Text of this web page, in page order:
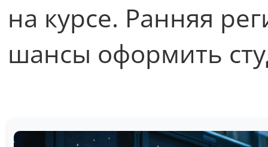
на курсе. Ранняя
шансы оформить